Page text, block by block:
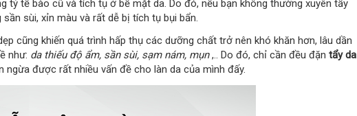
tỷ tế bào cũ và tích tụ ở bề mặt da. Do đó, nếu bạn không thường xuyên tẩy
sùi, xỉn màu và rất dễ bị tích tụ bụi bẩn.
cũng khiến quá trình hấp thụ các dưỡng chất trở nên khó khăn hơn, lâu dần
như: da thiếu độ ẩm, sần sùi, sạm nám, mụn,.. Do đó, chỉ cần đều đặn tẩy da
ngừa được rất nhiều vấn đề cho làn da của mình đấy.